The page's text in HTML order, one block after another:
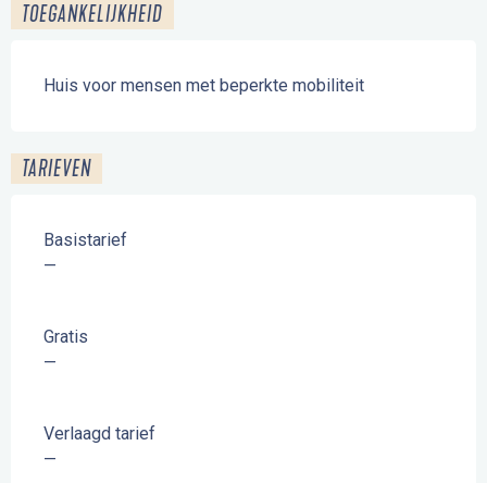
TOEGANKELIJKHEID
Huis voor mensen met beperkte mobiliteit
TARIEVEN
Basistarief
—
Gratis
—
Verlaagd tarief
—